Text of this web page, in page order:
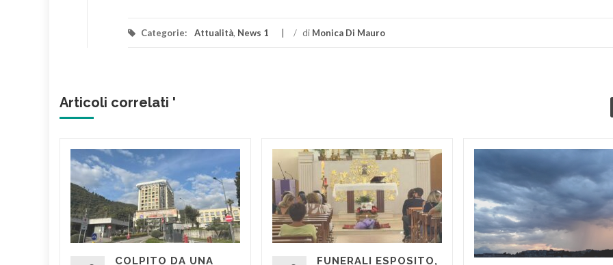
Categorie: Attualità, News 1 / di Monica Di Mauro
Articoli correlati '
COLPITO DA UNA
FUNERALI ESPOSITO,